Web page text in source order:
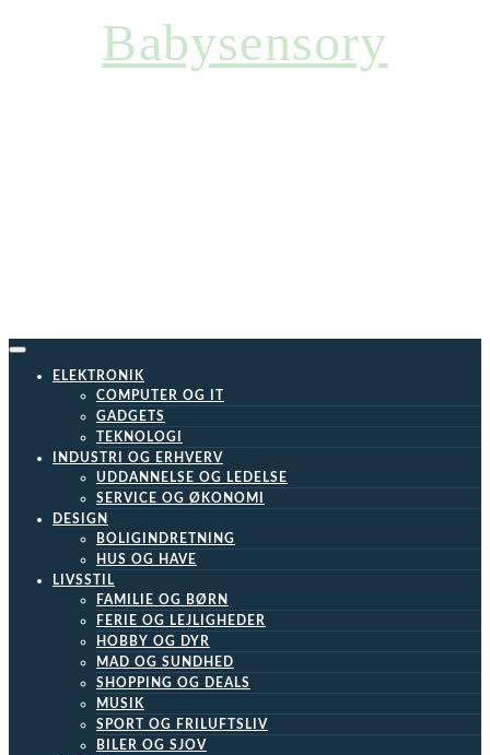
Babysensory
ELEKTRONIK
COMPUTER OG IT
GADGETS
TEKNOLOGI
INDUSTRI OG ERHVERV
UDDANNELSE OG LEDELSE
SERVICE OG ØKONOMI
DESIGN
BOLIGINDRETNING
HUS OG HAVE
LIVSSTIL
FAMILIE OG BØRN
FERIE OG LEJLIGHEDER
HOBBY OG DYR
MAD OG SUNDHED
SHOPPING OG DEALS
MUSIK
SPORT OG FRILUFTSLIV
BILER OG SJOV